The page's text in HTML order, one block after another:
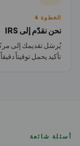
الخطوة 4
نحن نقدّم إلى IRS
تأكيد يحمل توقيتاً دقيقاً.
أسئلة شائعة